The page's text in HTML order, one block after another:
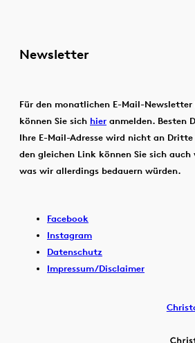
Newsletter
Für den monatlichen E-Mail-Newsletter
können Sie sich hier anmelden. Besten
Ihre E-Mail-Adresse wird nicht an
den gleichen Link können Sie sich auch
was wir allerdings bedauern würden.
Facebook
Instagram
Datenschutz
Impressum/Disclaimer